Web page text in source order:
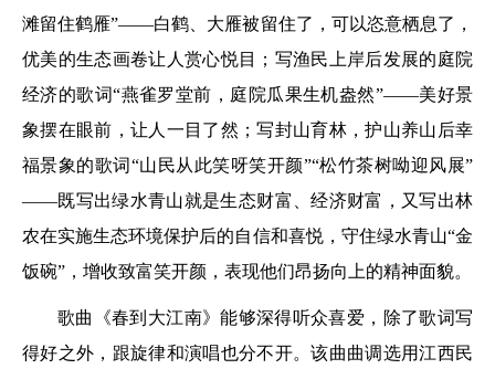
滩留住鹤雁”——白鹤、大雁被留住了，可以恣意栖息了，
优美的生态画卷让人赏心悦目；写渔民上岸后发展的庭院
经济的歌词“燕雀罗堂前，庭院瓜果生机盎然”——美好景
象摆在眼前，让人一目了然；写封山育林，护山养山后幸
福景象的歌词“山民从此笑呀笑开颜”“松竹茶树呦迎风展”
——既写出绿水青山就是生态财富、经济财富，又写出林
农在实施生态环境保护后的自信和喜悦，守住绿水青山“金
饭碗”，增收致富笑开颜，表现他们昂扬向上的精神面貌。
歌曲《春到大江南》能够深得听众喜爱，除了歌词写
得好之外，跟旋律和演唱也分不开。该曲曲调选用江西民